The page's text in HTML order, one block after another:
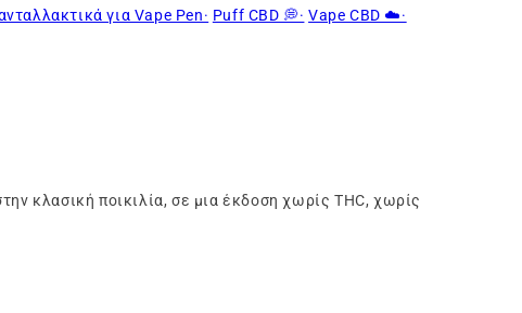
για Vape Pen· Puff CBD 💭· Vape CBD ☁️·
κλασική ποικιλία, σε μια έκδοση χωρίς THC, χωρίς